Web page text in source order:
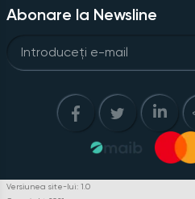
Abonare la Newsline
Versiunea site-lui: 1.0